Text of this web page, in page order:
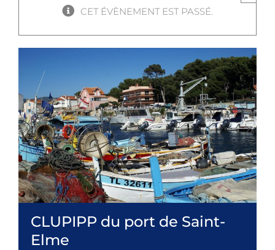
CET ÉVÈNEMENT EST PASSÉ.
CLUPIPP du port de Saint-
Elme